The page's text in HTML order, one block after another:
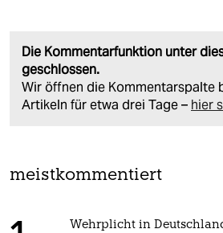
Die Kommentarfunktion unter
geschlossen.
Wir öffnen die Kommentarspalte
Artikeln für etwa drei Tage – hier
meistkommentiert
Wehrplicht in